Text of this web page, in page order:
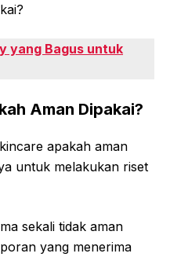
yang Bagus untuk
Aman Dipakai?
apakah aman
untuk melakukan riset
sekali tidak aman
yang menerima